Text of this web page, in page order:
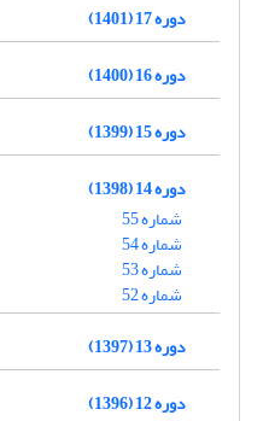
دوره 17 (1401)
دوره 16 (1400)
دوره 15 (1399)
دوره 14 (1398)
شماره 55
شماره 54
شماره 53
شماره 52
دوره 13 (1397)
دوره 12 (1396)